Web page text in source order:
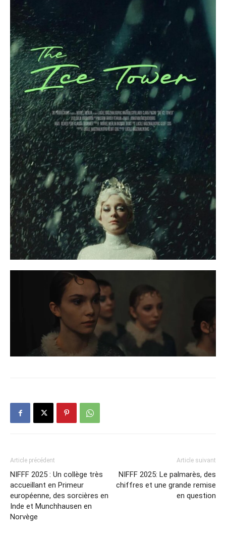
Article précédent
NIFFF 2025 : Un collège très
accueillant en Primeur
européenne, des sorcières en
Inde et Munchhausen en
Norvège
Article suivant
NIFFF 2025: Le palmarès, des
chiffres et une grande remise
en question